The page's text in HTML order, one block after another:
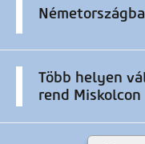
Több helyen
rend Miskolcon